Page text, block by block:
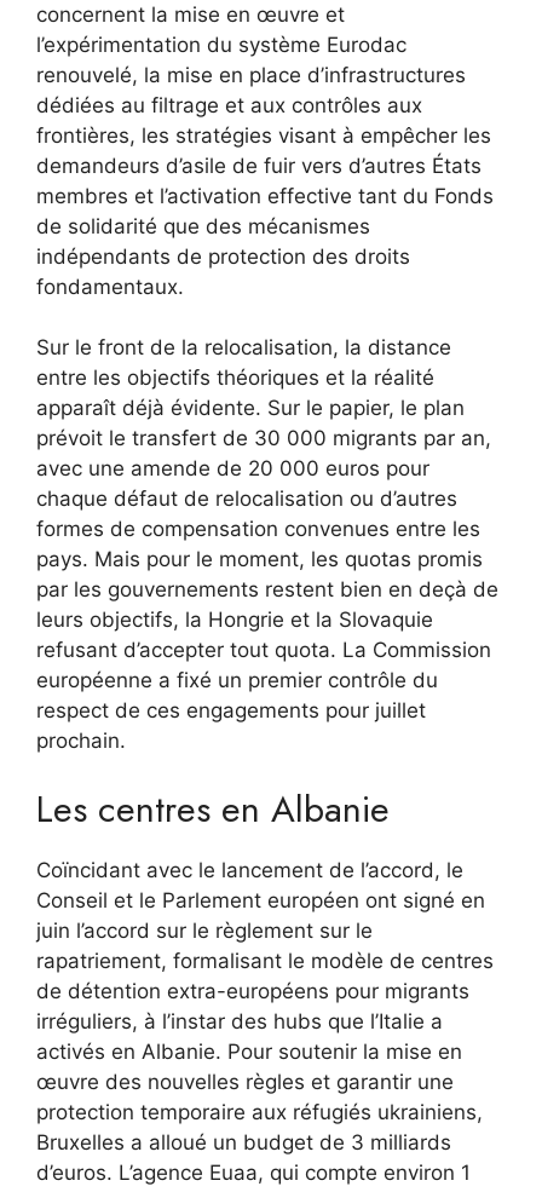
concernent la mise en œuvre et
l’expérimentation du système Eurodac
renouvelé, la mise en place d’infrastructures
dédiées au filtrage et aux contrôles aux
frontières, les stratégies visant à empêcher les
demandeurs d’asile de fuir vers d’autres États
membres et l’activation effective tant du Fonds
de solidarité que des mécanismes
indépendants de protection des droits
fondamentaux.
Sur le front de la relocalisation, la distance
entre les objectifs théoriques et la réalité
apparaît déjà évidente. Sur le papier, le plan
prévoit le transfert de 30 000 migrants par an,
avec une amende de 20 000 euros pour
chaque défaut de relocalisation ou d’autres
formes de compensation convenues entre les
pays. Mais pour le moment, les quotas promis
par les gouvernements restent bien en deçà de
leurs objectifs, la Hongrie et la Slovaquie
refusant d’accepter tout quota. La Commission
européenne a fixé un premier contrôle du
respect de ces engagements pour juillet
prochain.
Les centres en Albanie
Coïncidant avec le lancement de l’accord, le
Conseil et le Parlement européen ont signé en
juin l’accord sur le règlement sur le
rapatriement, formalisant le modèle de centres
de détention extra-européens pour migrants
irréguliers, à l’instar des hubs que l’Italie a
activés en Albanie. Pour soutenir la mise en
œuvre des nouvelles règles et garantir une
protection temporaire aux réfugiés ukrainiens,
Bruxelles a alloué un budget de 3 milliards
d’euros. L’agence Euaa, qui compte environ 1